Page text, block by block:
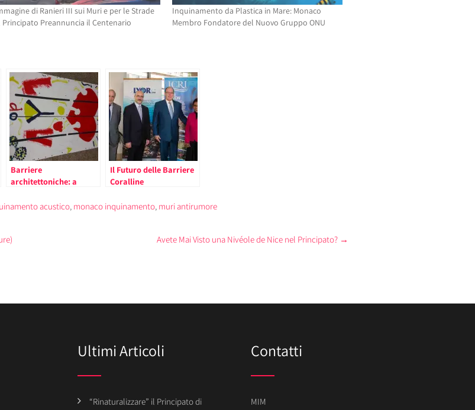
di Ranieri III sui Muri e per le Strade
Principato Preannuncia il Centenario
Inquinamento da Plastica in Mare: Monaco
Membro Fondatore del Nuovo Gruppo ONU
Barriere
architettoniche: a
delle Scuole Decorano
Il Futuro delle Barriere
Coralline
acustico, monaco inquinamento, muri antirumore
Avete Mai Visto una Nivéole de Nice nel Principato? →
Ultimi Articoli
“Rinaturalizzare” il Principato di
Contatti
MIM